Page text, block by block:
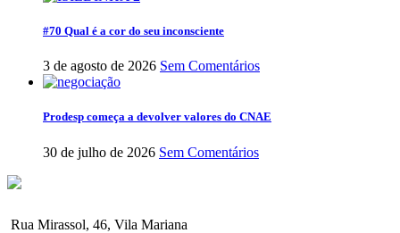
#70 Qual é a cor do seu inconsciente
3 de agosto de 2026 Sem Comentários
Prodesp começa a devolver valores do CNAE
30 de julho de 2026 Sem Comentários
Rua Mirassol, 46, Vila Mariana